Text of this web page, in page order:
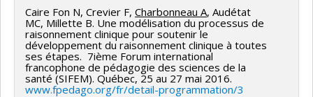
Caire Fon N, Crevier F, Charbonneau A, Audétat
MC, Millette B. Une modélisation du processus de
raisonnement clinique pour soutenir le
développement du raisonnement clinique à toutes
ses étapes. 7ième Forum international
francophone de pédagogie des sciences de la
santé (SIFEM). Québec, 25 au 27 mai 2016.
www.fpedago.org/fr/detail-programmation/3